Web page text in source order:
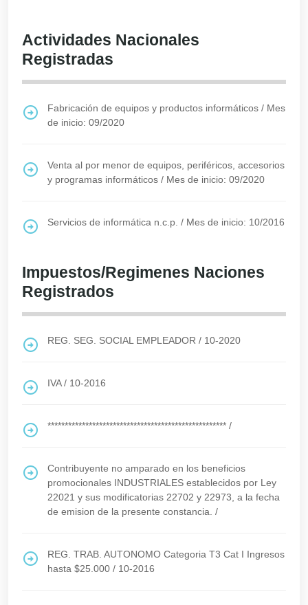
Actividades Nacionales
Registradas
Fabricación de equipos y productos informáticos / Mes
de inicio: 09/2020
Venta al por menor de equipos, periféricos, accesorios
y programas informáticos / Mes de inicio: 09/2020
Servicios de informática n.c.p. / Mes de inicio: 10/2016
Impuestos/Regimenes Naciones
Registrados
REG. SEG. SOCIAL EMPLEADOR / 10-2020
IVA/ 10-2016
**************************************************** /
Contribuyente no amparado en los beneficios
promocionales INDUSTRIALES establecidos por Ley
22021 y sus modificatorias 22702 y 22973, a la fecha
de emision de la presente constancia. /
REG. TRAB. AUTONOMO Categoria T3 Cat I Ingresos
hasta $25.000 / 10-2016